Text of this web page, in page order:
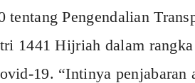
tentang Pengendalian
1441 Hijriah dalam rangka
19. “Intinya